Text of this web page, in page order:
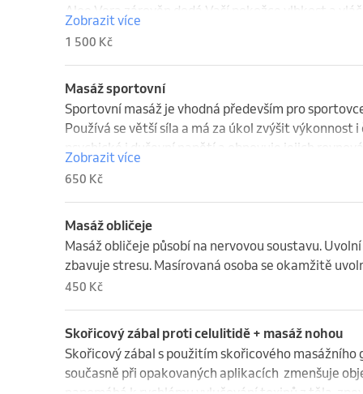
několik dní.
Aloe Vera zárověn dodá Vaší pokožce vlhkost a
hladká a dobře prokrvena. Podporuje látkovou
Po peelingu se pokožka omyje a následuje masáž
mysli.
Zobrazit více
1 500 Kč
Masáž sportovní
Sportovní masáž je vhodná především pro
Používá se větší síla a má za úkol zvýšit výkonnost
psychické i duševní napětí a obnovuje jejich
před výkonem tak, aby se svaly uvolnily a zabránilo
tréninku se masáž provádí pomaleji, tím se svaly
Zobrazit více
650 Kč
Masáž obličeje
Masáž obličeje působí na nervovou soustavu.
zbavuje stresu. Masírovaná osoba se okamžitě
450 Kč
Skořicový zábal proti celulitidě + masáž nohou
Skořicový zábal s použitím skořicového
současně při opakovaných aplikacích  zmenšuje